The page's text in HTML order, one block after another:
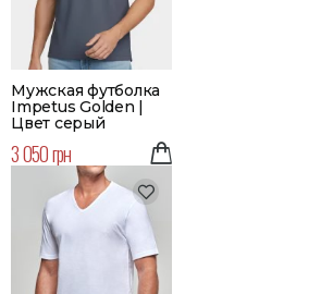
Мужская футболка
Impetus Golden |
Цвет серый
3 050 грн